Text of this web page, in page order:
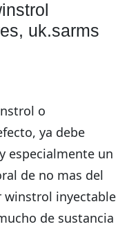
uk.sarms
o
ya debe
especialmente un
de no mas del
winstrol inyectable
de sustancia